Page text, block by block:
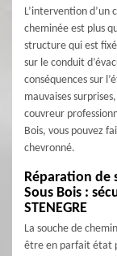
L’intervention d’un
cheminée est plus
structure qui est
sur le conduit
conséquences sur
mauvaises
couvreur
Bois, vous pouvez
chevronné.
Réparation de
Sous Bois :
STENEGRE
La souche de
être en parfait état